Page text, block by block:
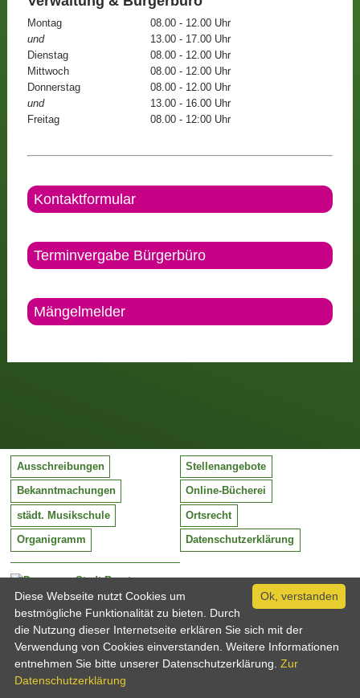
Montag
08.00 - 12.00 Uhr
und
13.00 - 17.00 Uhr
Dienstag
08.00 - 12.00 Uhr
Mittwoch
08.00 - 12.00 Uhr
Donnerstag
08.00 - 12.00 Uhr
und
13.00 - 16.00 Uhr
Freitag
08.00 - 12:00 Uhr
Kontaktformular
Terminvergabe Bürgerbüro
Mängelmelder
Stadt Barntrup
Mittelstraße 38
32683 Barntrup
Tel:
Email:
05263 / 409-0
info@barntrup.de
Ausschreibungen Stellenangebote
Bekanntmachungen Online-Bücherei
städt. Musikschule Ortsrecht
Organigramm Datenschutzerklärung
Ok, verstanden
Diese Webseite nutzt Cookies um
bestmögliche Funktionalität zu bieten. Durch
die Nutzung dieser Internetseite erklären Sie sich mit der
Verwendung von Cookies einverstanden. Weitere Informationen
entnehmen Sie bitte unserer Datenschutzerklärung. Zur
Datenschutzerklärung